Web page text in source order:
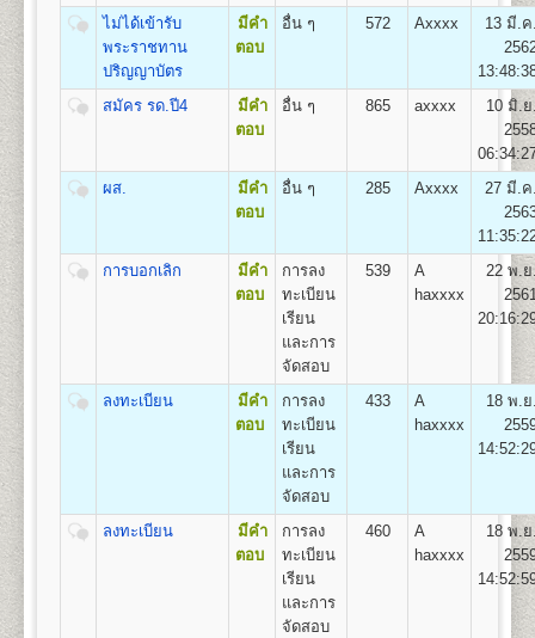
Arts (Human Resourse Development) B.A. (Human
Resourse Development)
เปิดสอน1สาขาวิชา
มนุษย์
เปิดสอนระดับปริญญาตรีหลักสูตร 4 ปี จำนวน 138 -148
หน่วยกิต
Engineering (B.Eng.)
เปิดสอน5สาขาวิชา
คือ
1.สาขาวิชาวิศวกรรมโยธา
2.สาขาวิชาวิศวกรรมอุตสาหการ
3.สาขาวิชาวิศวกรรมพลังงาน
4.สาขาวิชาวิศวกรรมคอมพิวเตอร์
5.สาขาวิชาวิศวกรรมสิ่งแวดล้อม
หลักสูตร 4 ปี 137-139
หน่วยกิต
ชื่อปริญญาศิลปกรรมศาสตรบัณฑิต (ศป.บ) Bachelor of
Fine and Applied Arts(B.F.A.)
ค่าบำรุงมหาวิทยาลัย ภาคฤดูร้อน
7. ค่าใบรับรองผลการศึกษา ชุดละ
สูตรการชำระเงินสำหรับผู้เข้าศึกษาราย
หน่วยกิต
(บาท)
แรกเข้า
ศึกษา
ถาวร
เข้า
ศึกษา
ข่าว
รามฯ
รวม
(บาท)
800
800 100
2,100
800 100 100
800 100
5 250 800 100 500 100
2,250
800
2,300
800 100
ไม่ได้เข้ารับ
พระราชทาน
ปริญญาบัตร
มีคำ
ตอบ
อื่น ๆ 572 Axxxx
13 มี.
สมัคร รด.ปี4
มีคำ
ตอบ
อื่น ๆ 865 axxxx
10 มิ.
ผส.
มีคำ
ตอบ
อื่น ๆ 285 Axxxx
27 มี.
การบอกเลิก
มีคำ
ตอบ
การลง
ทะเบียน
เรียน
และการ
จัดสอบ
539
A
haxxxx
22 พ.
ลงทะเบียน
มีคำ
ตอบ
การลง
ทะเบียน
เรียน
และการ
จัดสอบ
433
A
haxxxx
18 พ.
ลงทะเบียน
มีคำ
ตอบ
การลง
ทะเบียน
เรียน
และการ
จัดสอบ
460
A
haxxxx
18 พ.